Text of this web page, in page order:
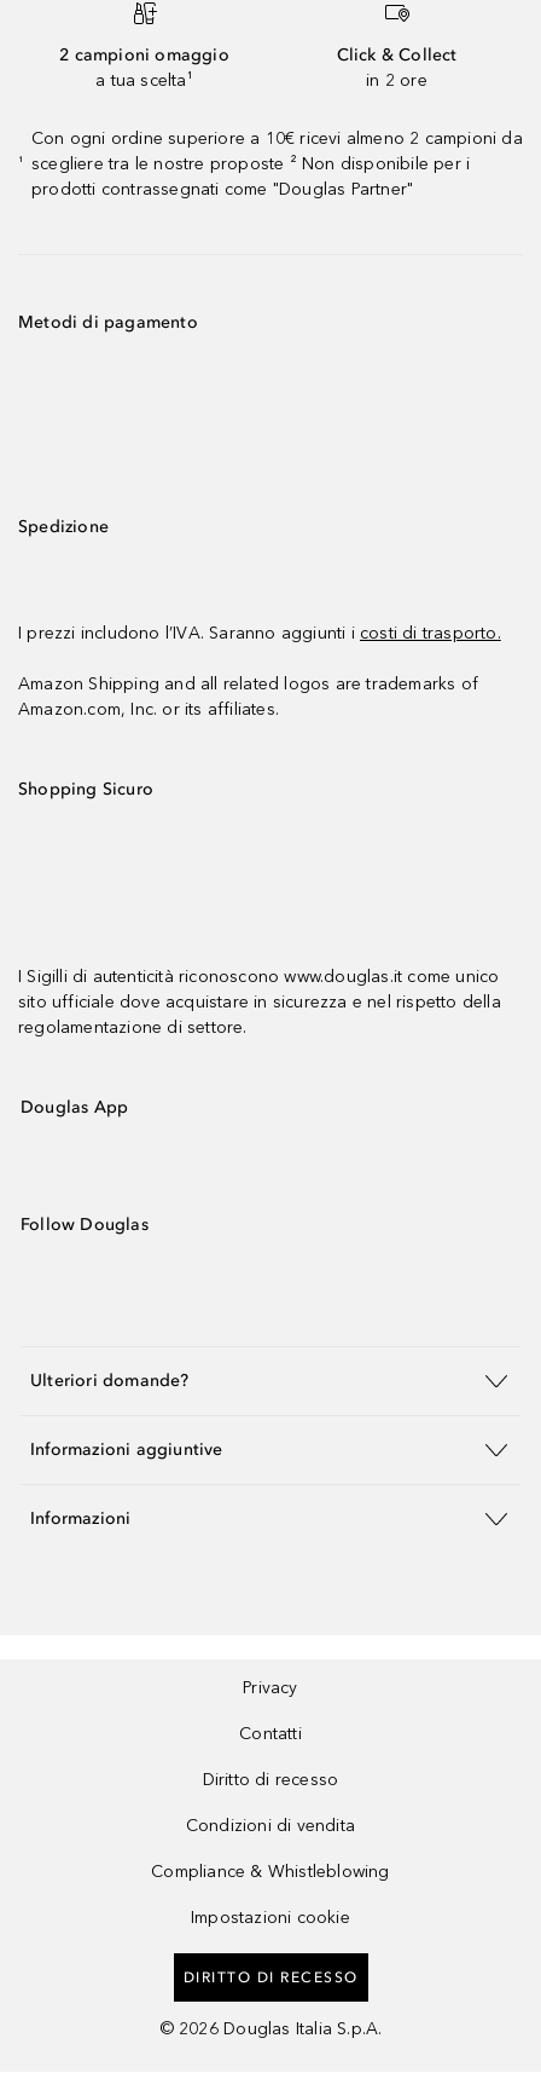
2 campioni omaggio
a tua scelta¹
Click & Collect
in 2 ore
¹
Con ogni ordine superiore a 10€ ricevi almeno 2 campioni da
scegliere tra le nostre proposte ² Non disponibile per i
prodotti contrassegnati come "Douglas Partner"
Metodi di pagamento
Spedizione
I prezzi includono l’IVA. Saranno aggiunti i costi di trasporto.
Amazon Shipping and all related logos are trademarks of
Amazon.com, Inc. or its affiliates.
Shopping Sicuro
I Sigilli di autenticità riconoscono www.douglas.it come unico
sito ufficiale dove acquistare in sicurezza e nel rispetto della
regolamentazione di settore.
Douglas App
Follow Douglas
Ulteriori domande?
Informazioni aggiuntive
Informazioni
Privacy
Contatti
Diritto di recesso
Condizioni di vendita
Compliance & Whistleblowing
Impostazioni cookie
DIRITTO DI RECESSO
© 2026 Douglas Italia S.p.A.